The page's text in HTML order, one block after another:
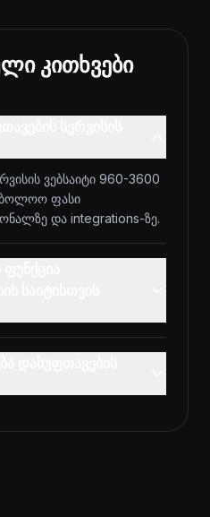
კითხვები
ვებსაიტი 960-3600
ფასი
და integrations-ზე.